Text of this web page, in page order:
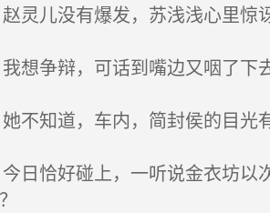
灵儿没有爆发，苏浅浅心里惊
想争辩，可话到嘴边又咽了下
不知道，车内，简封侯的目光
日恰好碰上，一听说金衣坊以